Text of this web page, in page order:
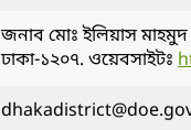
জনাব মোঃ ইলিয়াস
ঢাকা-১২০৭. ওয়েবসাইটঃ